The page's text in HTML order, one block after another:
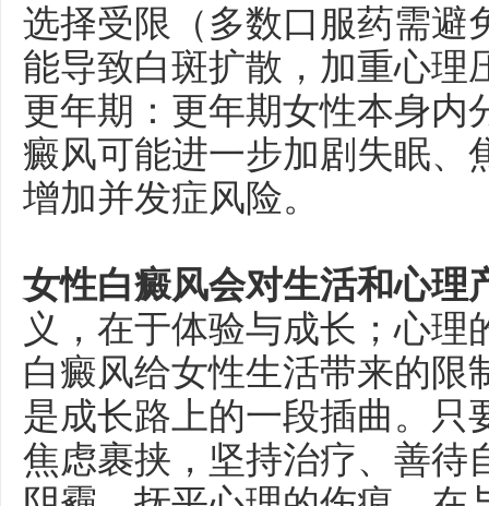
选择受限（多数口服药需避
能导致白斑扩散，加重心理
更年期：更年期女性本身内
癜风可能进一步加剧失眠、
增加并发症风险。
女性白癜风会对生活和心理
义，在于体验与成长；心
白癜风给女性生活带来的限
是成长路上的一段插曲。只
焦虑裹挟，坚持治疗、善待